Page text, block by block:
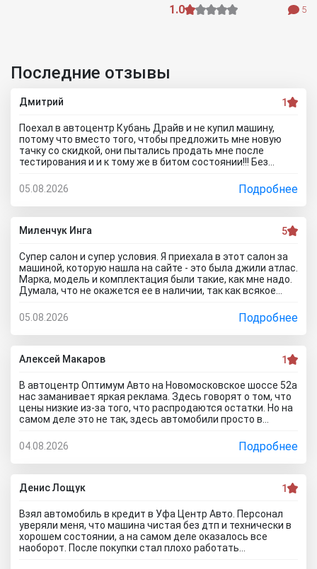
1.0
5
Последние отзывы
Дмитрий 1
Поехал в автоцентр Кубань Драйв и не купил машину,
потому что вместо того, чтобы предложить мне новую
тачку со скидкой, они пытались продать мне после
тестирования и и к тому же в битом состоянии!!! Без
скорее всего скажет, что эти машины проблемные. Так
что не теряйте время, обратитесь к официальному
дилеру и рекламе в интернете не верьте, а то как я
прокатитесь туда сюда зря.. а стоило всего лишь про
автосалон Кубань Драйв отзывы почитать чтоб понять
05.08.2026 Подробнее
Миленчук Инга 5
Супер салон и супер условия. Я приехала в этот салон за
машиной, которую нашла на сайте - это была джили атлас.
Марка, модель и комплектация были такие, как мне надо.
Думала, что не окажется ее в наличии, так как всякое
отделах работают на ура. Все мне быстро оформили. И,
кстати, я приехала в утренние часы и мне сделали ещё
скидку дополнительную) Очень приятный бонус от
автоцентра Тула)
05.08.2026 Подробнее
Алексей Макаров 1
В автоцентр Оптимум Авто на Новомосковское шоссе 52а
нас заманивает яркая реклама. Здесь говорят о том, что
цены низкие из-за того, что распродаются остатки. Но на
самом деле это не так, здесь автомобили просто в
спасут его. Только на ремонт будет уходить очень много
денег, проше сразу нормальное авто найти и купить, чем
с их драндулетами мучиться. Врут и про цены, они не
ниже рыночных нифига, просто это шайка перекупов...я
дом про автосалон Оптимум Авто отзывы почитал,
04.08.2026 Подробнее
Денис Лощук 1
Взял автомобиль в кредит в Уфа Центр Авто. Персонал
уверяли меня, что машина чистая без дтп и технически в
хорошем состоянии, а на самом деле оказалось все
наоборот. После покупки стал плохо работать